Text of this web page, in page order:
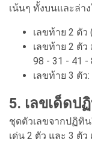
เน้นๆ ทั้งบนและล่า
เลขท้าย 2 ตัว
เลขท้าย 2 ตัว
98 - 31 - 41 -
เลขท้าย 3 ตัว
5. เลขเด็ด
ชุดตัวเลขจากปฏิทิ
เด่น 2 ตัว และ 3 ตัว